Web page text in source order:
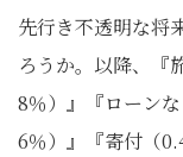
先行き不透明な将
ろうか。以降、『
8％）』『ローン
6％）』『寄付（